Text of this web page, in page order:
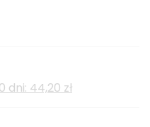
dni: 44,20 zł